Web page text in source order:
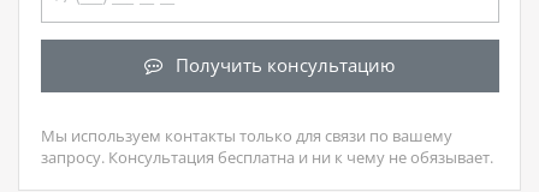
Получить консультацию
Мы используем контакты только для связи по вашему
запросу. Консультация бесплатна и ни к чему не обязывает.